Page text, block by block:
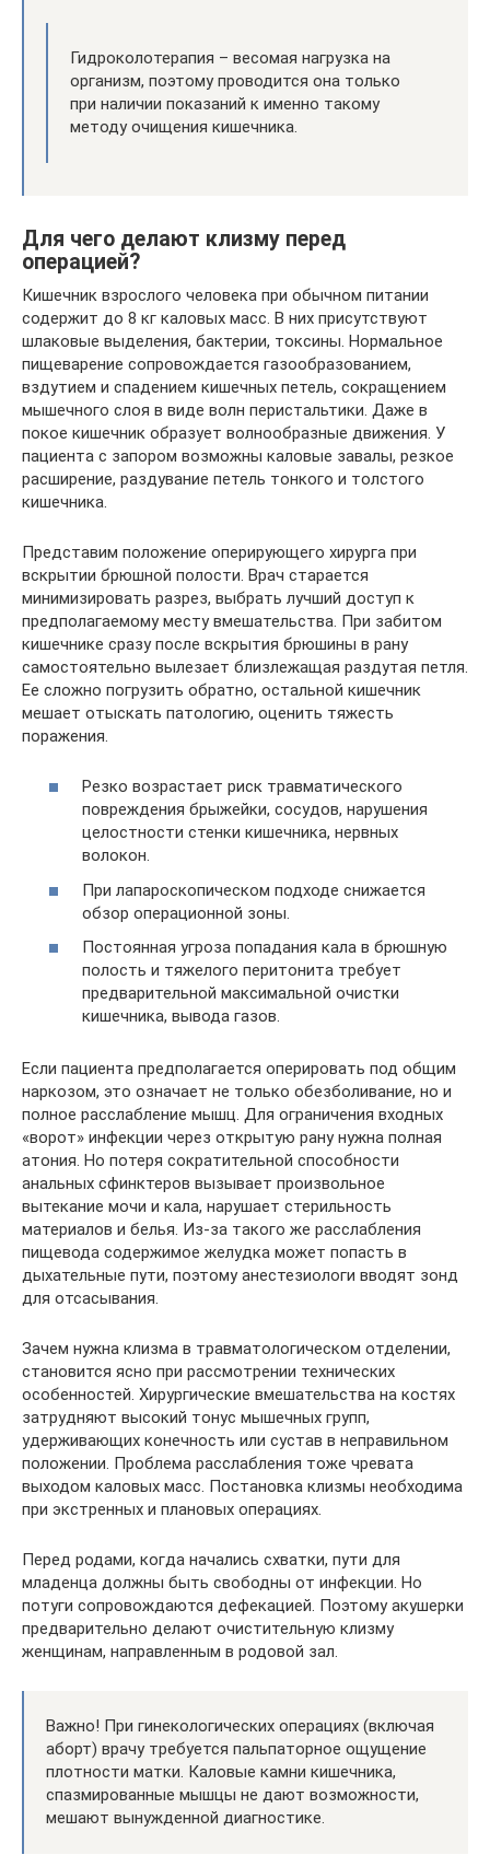
Гидроколотерапия – весомая нагрузка на
организм, поэтому проводится она только
при наличии показаний к именно такому
методу очищения кишечника.
Для чего делают клизму перед
операцией?
Кишечник взрослого человека при обычном питании
содержит до 8 кг каловых масс. В них присутствуют
шлаковые выделения, бактерии, токсины. Нормальное
пищеварение сопровождается газообразованием,
вздутием и спадением кишечных петель, сокращением
мышечного слоя в виде волн перистальтики. Даже в
покое кишечник образует волнообразные движения. У
пациента с запором возможны каловые завалы, резкое
расширение, раздувание петель тонкого и толстого
кишечника.
Представим положение оперирующего хирурга при
вскрытии брюшной полости. Врач старается
минимизировать разрез, выбрать лучший доступ к
предполагаемому месту вмешательства. При забитом
кишечнике сразу после вскрытия брюшины в рану
самостоятельно вылезает близлежащая раздутая петля.
Ее сложно погрузить обратно, остальной кишечник
мешает отыскать патологию, оценить тяжесть
поражения.
Резко возрастает риск травматического
повреждения брыжейки, сосудов, нарушения
целостности стенки кишечника, нервных
волокон.
При лапароскопическом подходе снижается
обзор операционной зоны.
Постоянная угроза попадания кала в брюшную
полость и тяжелого перитонита требует
предварительной максимальной очистки
кишечника, вывода газов.
Если пациента предполагается оперировать под общим
наркозом, это означает не только обезболивание, но и
полное расслабление мышц. Для ограничения входных
«ворот» инфекции через открытую рану нужна полная
атония. Но потеря сократительной способности
анальных сфинктеров вызывает произвольное
вытекание мочи и кала, нарушает стерильность
материалов и белья. Из-за такого же расслабления
пищевода содержимое желудка может попасть в
дыхательные пути, поэтому анестезиологи вводят зонд
для отсасывания.
Зачем нужна клизма в травматологическом отделении,
становится ясно при рассмотрении технических
особенностей. Хирургические вмешательства на костях
затрудняют высокий тонус мышечных групп,
удерживающих конечность или сустав в неправильном
положении. Проблема расслабления тоже чревата
выходом каловых масс. Постановка клизмы необходима
при экстренных и плановых операциях.
Перед родами, когда начались схватки, пути для
младенца должны быть свободны от инфекции. Но
потуги сопровождаются дефекацией. Поэтому акушерки
предварительно делают очистительную клизму
женщинам, направленным в родовой зал.
Важно! При гинекологических операциях (включая
аборт) врачу требуется пальпаторное ощущение
плотности матки. Каловые камни кишечника,
спазмированные мышцы не дают возможности,
мешают вынужденной диагностике.